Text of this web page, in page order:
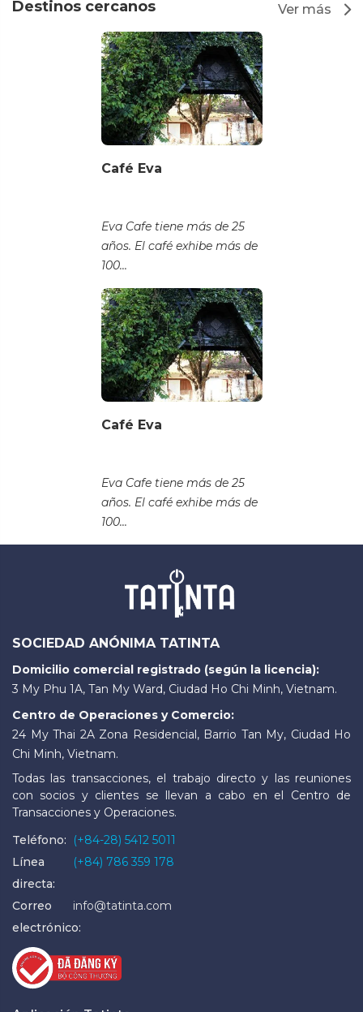
Destinos cercanos Ver más
Café Eva
Eva Cafe tiene más de 25
años. El café exhibe más de
100...
Café Eva
Eva Cafe tiene más de 25
años. El café exhibe más de
100...
SOCIEDAD ANÓNIMA TATINTA
Domicilio comercial registrado (según la licencia):
3 My Phu 1A, Tan My Ward, Ciudad Ho Chi Minh, Vietnam.
Centro de Operaciones y Comercio:
24 My Thai 2A Zona Residencial, Barrio Tan My, Ciudad Ho
Chi Minh, Vietnam.
Todas las transacciones, el trabajo directo y las reuniones
con socios y clientes se llevan a cabo en el Centro de
Transacciones y Operaciones.
Teléfono:
(+84-28) 5412 5011
Línea
directa:
(+84) 786 359 178
Correo
electrónico:
info@tatinta.com